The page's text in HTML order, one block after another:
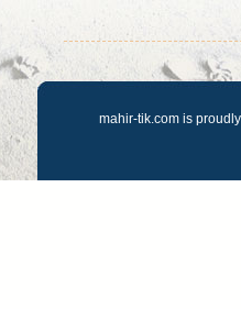
mahir-tik.com is